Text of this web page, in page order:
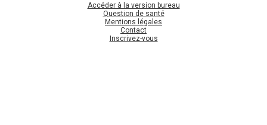
Accéder à la version bureau
Question de santé
Mentions légales
Contact
Inscrivez-vous